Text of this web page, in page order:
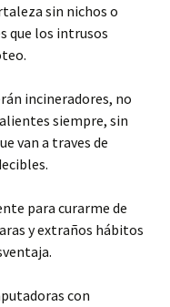
sin nichos o
que los intrusos
incineradores, no
siempre, sin
van a traves de
para curarme de
y extraños hábitos
con